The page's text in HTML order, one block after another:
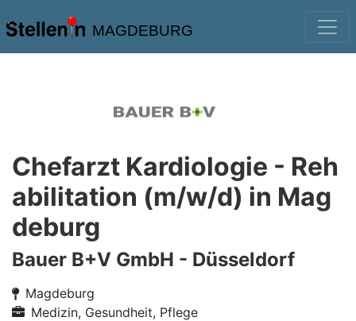
MAGDEBURG
Chefarzt Kardiologie - Reh
abilitation (m/w/d) in Mag
deburg
Bauer B+V GmbH - Düsseldorf
Magdeburg
Medizin, Gesundheit, Pflege